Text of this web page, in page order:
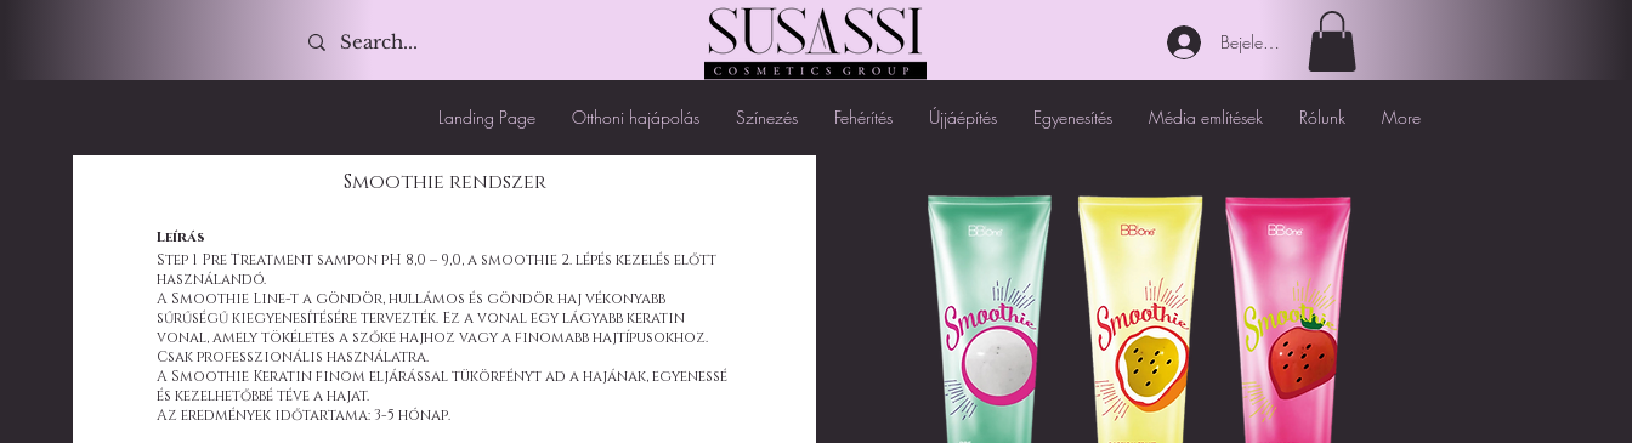
Bejelentkezés
Landing Page Otthoni hajápolás Színezés Fehérítés Újjáépítés Egyenesítés Média említések Rólunk More
Smoothie rendszer
Leírás
Step 1 Pre Treatment sampon pH 8,0 – 9,0, a smoothie 2. lépés kezelés előtt
használandó.
A Smoothie Line-t a göndör, hullámos és göndör haj vékonyabb
sűrűségű kiegyenesítésére tervezték. Ez a vonal egy lágyabb keratin
vonal, amely tökéletes a szőke hajhoz vagy a finomabb hajtípusokhoz.
Csak professzionális használatra.
A Smoothie Keratin finom eljárással tükörfényt ad a hajának, egyenessé
és kezelhetőbbé téve a hajat.
Az eredmények időtartama: 3-5 hónap.